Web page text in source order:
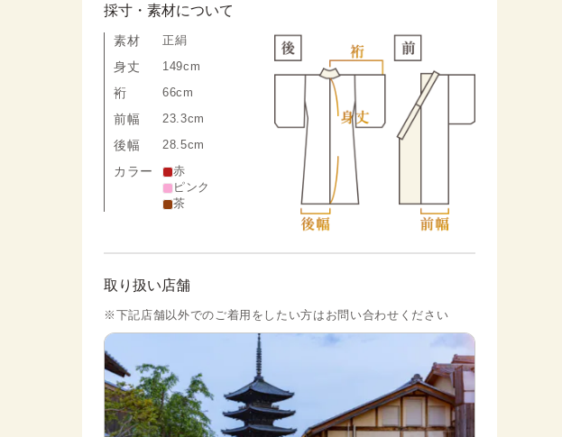
採寸・素材について
素材 正絹
身丈 149cm
裄 66cm
前幅 23.3cm
後幅 28.5cm
カラー
赤
ピンク
茶
取り扱い店舗
※下記店舗以外でのご着用をしたい方はお問い合わせください